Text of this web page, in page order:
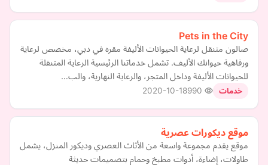
Pets in the City
صالون متنقل لرعاية الحيوانات الأليفة مقره في دبي، مخصص لرعاية
ورفاهية حيوانك الأليف. تشمل خدماتنا الرئيسية الرعاية المتنقلة
للحيوانات الأليفة وداخل المتجر، والرعاية النهارية، والب…
خدمات 2020-10-18
موقع ديكورات عصرية
موقع يقدم مجموعة واسعة من الأثاث العصري وديكور المنزل، يشمل
طاولات، إضاءة، أدوات مطبخ وحمام بتصميمات حديثة